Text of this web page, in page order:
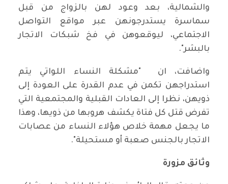
والشمالية، بعد وعود لهن بالزواج من قبل
سماسرة يستدرجونهن عبر مواقع التواصل
الاجتماعي، ليوقعوهن في فخ شبكات الاتجار
بالبشر".
واضافت، ان "مشكلة النساء اللواتي يتم
استدراجهن تكمن في عدم القدرة على العودة إلى
ذويهن، نظرا إلى العادات القبلية والمجتمعية التي
تفرض قتل كل فتاة يكشف هروبها من ذويها، وهذا
ما يجعل مهمة خلاص هؤلاء النساء من عصابات
الاتجار بالجنس صعبة أو مستحيلة".
وثائق مزورة